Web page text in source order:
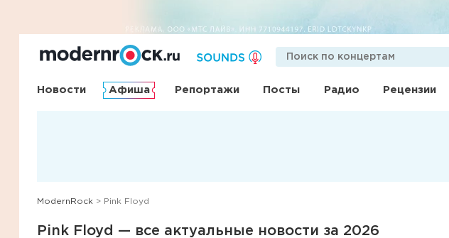
Новости Афиша Репортажи Посты Радио Рецензии
ModernRock > Pink Floyd
Pink Floyd — все актуальные новости за 2026